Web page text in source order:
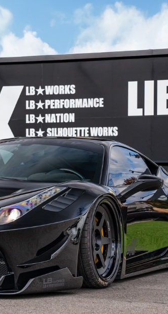
CUSTOM CONTACT